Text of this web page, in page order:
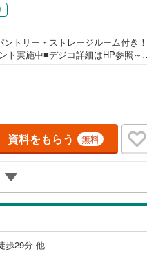
トリー・ストレージルーム付き！
ト実施中■デジコ詳細はHP参照～
＜豊富な不動産知識＞戸建・マン
扱っております。更に教育施設や
を総合し、お客様により良い物件
させて頂きます。2.＜経験豊富な
越し】【リフォーム】など住宅に
気になる住宅ローン各種税金につ
店舗ではキッズスペースも完備！
内も可能ですので、どうぞお気軽
資料をもらう 無料
歩29分 他
重説可（